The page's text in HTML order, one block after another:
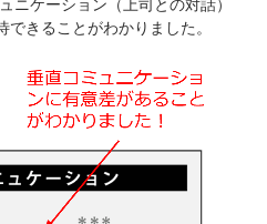
ニケーション（上司との対話）
きることがわかりました。